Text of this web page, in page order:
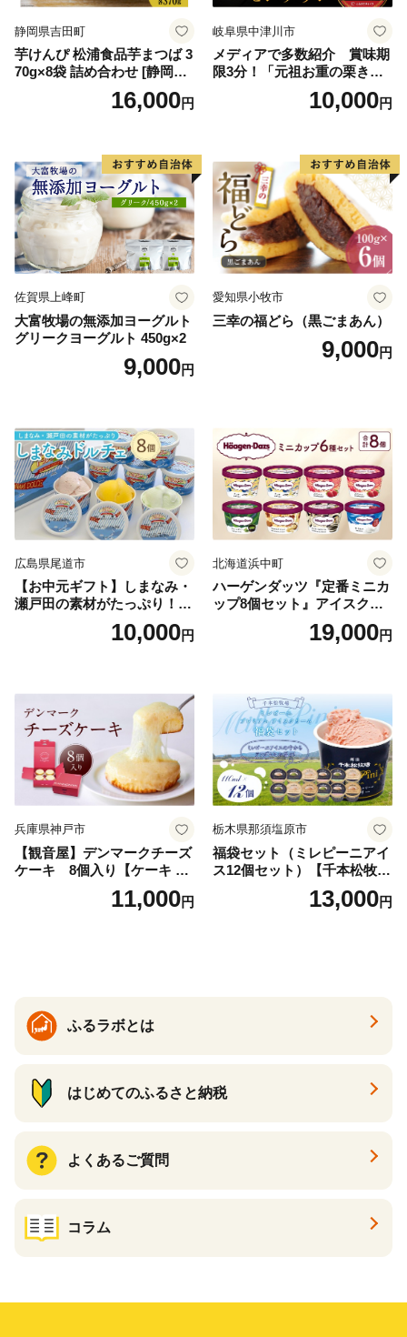
イン
静岡県吉田町
芋けんぴ 松浦食品芋まつば 3
70g×8袋 詰め合わせ [静岡伊
勢丹(松浦食品) 静岡県 吉田町
22424274] 芋ケンピ セット
16,000円
岐阜県中津川市
メディアで多数紹介 賞味期
限3分！「元祖お重の栗きん
とんモンブラン」 【未来の
ご褒美】スイーツ 栗 モンブ
子 菓子 F4N-2298
10,000円
佐賀県上峰町
大富牧場の無添加ヨーグルト
グリークヨーグルト 450g×2
9,000円
愛知県小牧市
三幸の福どら（黒ごまあん）
9,000円
広島県尾道市
【お中元ギフト】しまなみ・
瀬戸田の素材がたっぷり！ジ
10,000円
北海道浜中町
ハーゲンダッツ『定番ミニカ
ップ8個セット』アイスクリ
ーム アイス スイーツ デザー
19,000円
兵庫県神戸市
【観音屋】デンマークチーズ
ケーキ 8個入り【ケーキ チ
ーズケーキ 人気スイーツ お
すすめスイーツ 神戸スイー
11,000円
栃木県那須塩原市
福袋セット（ミレピーニアイ
ス12個セット）【千本松牧
場】 ns025-014-12 【デザー
ト 詰め合わせ ギフト】
13,000円
ふるラボとは
はじめてのふるさと納税
よくあるご質問
コラム